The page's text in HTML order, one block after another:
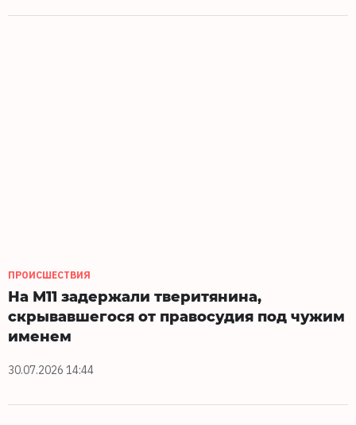
ПРОИСШЕСТВИЯ
На М11 задержали тверитянина,
скрывавшегося от правосудия под чужим
именем
30.07.2026 14:44